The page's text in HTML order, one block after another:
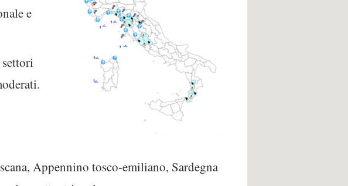
e
Appennino tosco-emiliano, Sardegna